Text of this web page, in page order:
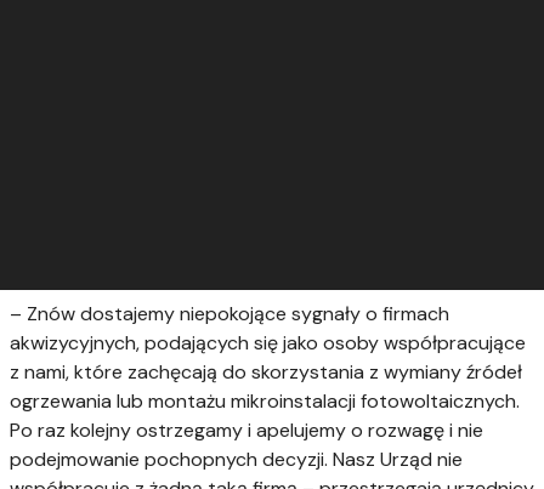
– Znów dostajemy niepokojące sygnały o firmach
akwizycyjnych, podających się jako osoby współpracujące
z nami, które zachęcają do skorzystania z wymiany źródeł
ogrzewania lub montażu mikroinstalacji fotowoltaicznych.
Po raz kolejny ostrzegamy i apelujemy o rozwagę i nie
podejmowanie pochopnych decyzji. Nasz Urząd nie